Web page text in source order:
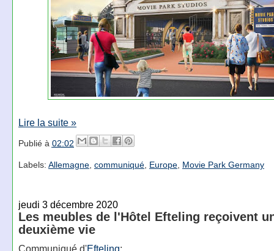
Lire la suite »
Publié à 02:02
Labels: Allemagne, communiqué, Europe, Movie Park Germany
jeudi 3 décembre 2020
Les meubles de l'Hôtel Efteling reçoivent
deuxième vie
Communiqué d'Efteling: